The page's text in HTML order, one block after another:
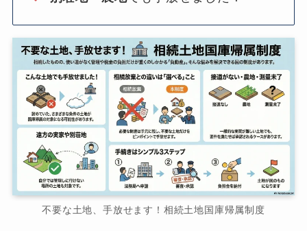
不要な土地、手放せます！相続土地国庫帰属制度